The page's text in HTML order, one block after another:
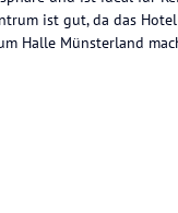
ist gut, da das
Halle Münsterland
und bieten